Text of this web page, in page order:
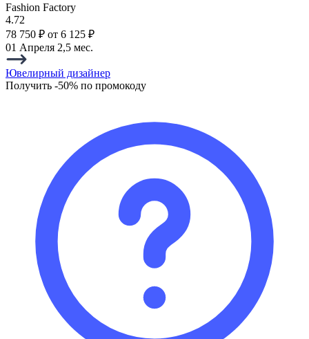
Fashion Factory
4.72
78 750 ₽ от 6 125 ₽
01 Апреля 2,5 мес.
Ювелирный дизайнер
Получить -50% по промокоду